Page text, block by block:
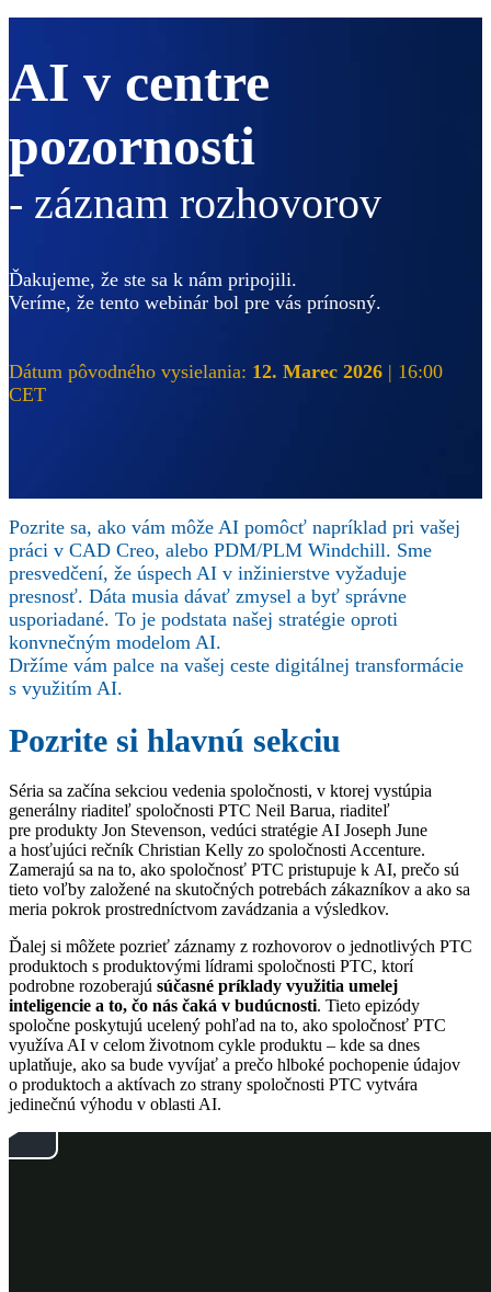
AI v centre
pozornosti
- záznam rozhovorov
Ďakujeme, že ste sa k nám pripojili.
Veríme, že tento webinár bol pre vás prínosný.
Dátum pôvodného vysielania: 12. Marec 2026 | 16:00
CET
Pozrite sa, ako vám môže AI pomôcť napríklad pri vašej
práci v CAD Creo, alebo PDM/PLM Windchill. Sme
presvedčení, že úspech AI v inžinierstve vyžaduje
presnosť. Dáta musia dávať zmysel a byť správne
usporiadané. To je podstata našej stratégie oproti
konvnečným modelom AI.
Držíme vám palce na vašej ceste digitálnej transformácie
s využitím AI.
Pozrite si hlavnú sekciu
Séria sa začína sekciou vedenia spoločnosti, v ktorej vystúpia
generálny riaditeľ spoločnosti PTC Neil Barua, riaditeľ
pre produkty Jon Stevenson, vedúci stratégie AI Joseph June
a hosťujúci rečník Christian Kelly zo spoločnosti Accenture.
Zamerajú sa na to, ako spoločnosť PTC pristupuje k AI, prečo sú
tieto voľby založené na skutočných potrebách zákazníkov a ako sa
meria pokrok prostredníctvom zavádzania a výsledkov.
Ďalej si môžete pozrieť záznamy z rozhovorov o jednotlivých PTC
produktoch s produktovými lídrami spoločnosti PTC, ktorí
podrobne rozoberajú súčasné príklady využitia umelej
inteligencie a to, čo nás čaká v budúcnosti. Tieto epizódy
spoločne poskytujú ucelený pohľad na to, ako spoločnosť PTC
využíva AI v celom životnom cykle produktu – kde sa dnes
uplatňuje, ako sa bude vyvíjať a prečo hlboké pochopenie údajov
o produktoch a aktívach zo strany spoločnosti PTC vytvára
jedinečnú výhodu v oblasti AI.